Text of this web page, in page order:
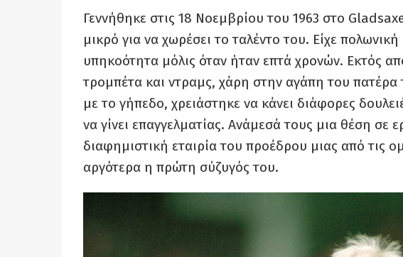
Γεννήθηκε στις 18 Νοεμβρίου του 1963 στο
μικρό για να χωρέσει το ταλέντο του. Είχε
υπηκοότητα μόλις όταν ήταν επτά χρονών. Εκτός
τρομπέτα και ντραμς, χάρη στην αγάπη του πατέρα
με το γήπεδο, χρειάστηκε να κάνει διάφορες
να γίνει επαγγελματίας. Ανάμεσά τους μια θέση σε
διαφημιστική εταιρία του προέδρου μιας από τις
αργότερα η πρώτη σύζυγός του.